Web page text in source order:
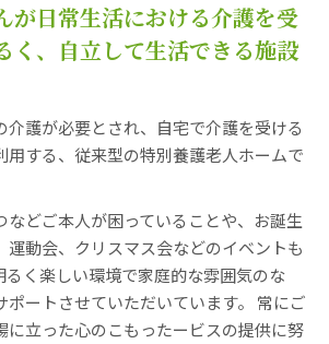
が日常生活における介護を受
く、自立して生活できる施設
介護が必要とされ、自宅で介護を受ける
用する、従来型の特別養護老人ホームで
などご本人が困っていることや、お誕生
運動会、クリスマス会などのイベントも
るく楽しい環境で家庭的な雰囲気のな
ポートさせていただいています。 常にご
に立った心のこもったービスの提供に努